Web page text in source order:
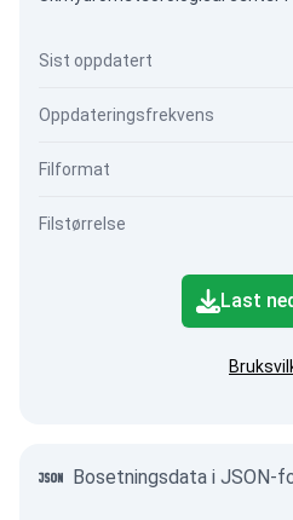
Sist oppdatert
Oppdateringsfrekvens
Filformat
Filstørrelse
Last
Bosetningsdata i JSON-